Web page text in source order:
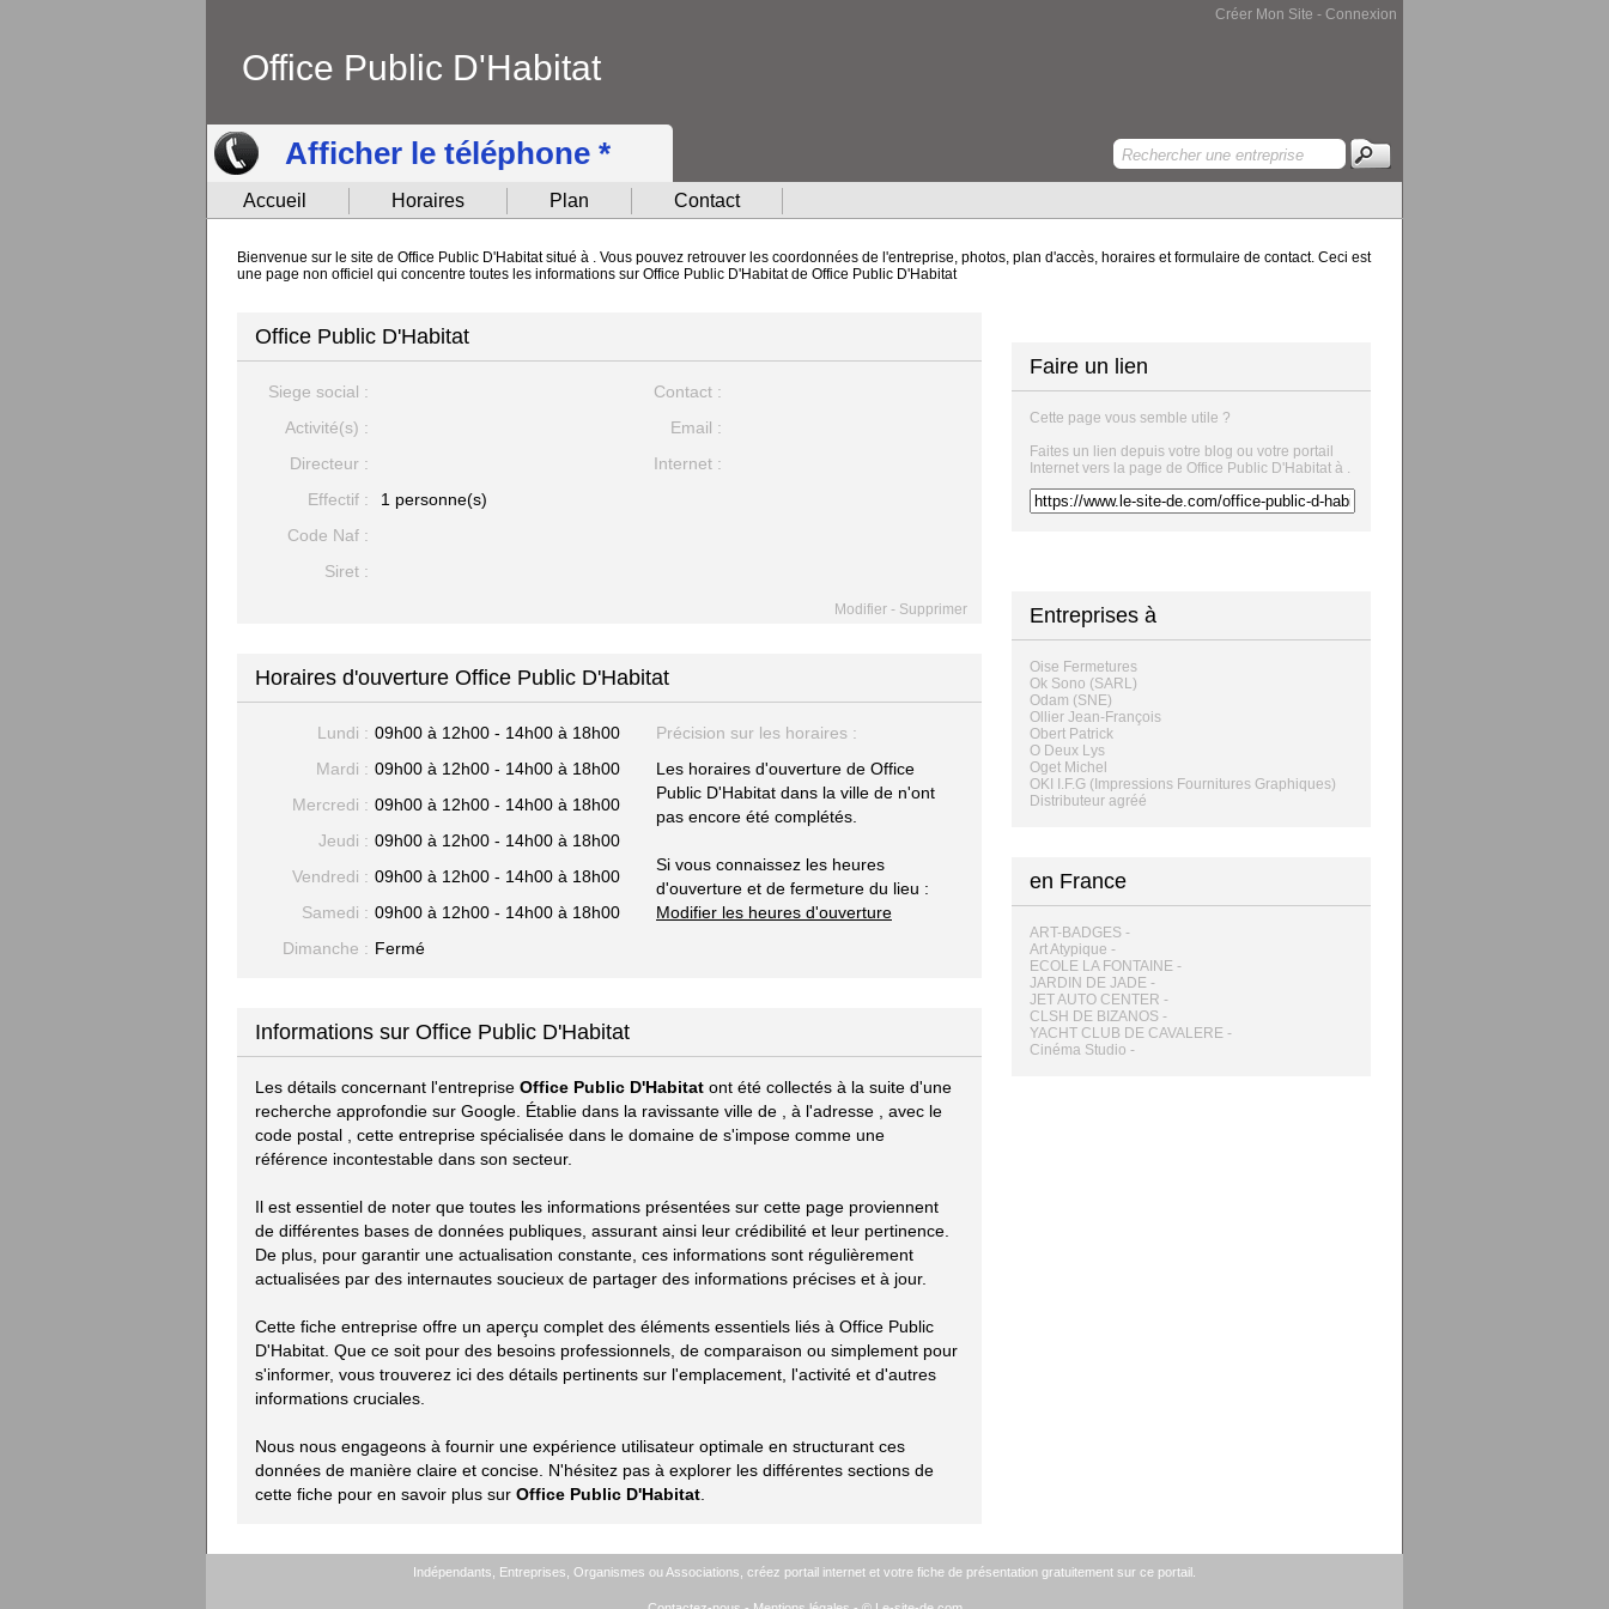
Créer Mon Site - Connexion
Office Public D'Habitat
Afficher le téléphone *
Accueil Horaires Plan Contact
Bienvenue sur le site de Office Public D'Habitat situé à . Vous pouvez retrouver les coordonnées de l'entreprise, photos, plan d'accès, horaires et formulaire de contact. Ceci est
une page non officiel qui concentre toutes les informations sur Office Public D'Habitat de Office Public D'Habitat
Office Public D'Habitat
Siege social :
Activité(s) :
Directeur :
Effectif :
1 personne(s)
Code Naf :
Siret :
Contact :
Email :
Internet :
Modifier - Supprimer
Horaires d'ouverture Office Public D'Habitat
Lundi : 09h00 à 12h00 - 14h00 à 18h00
Mardi : 09h00 à 12h00 - 14h00 à 18h00
Mercredi : 09h00 à 12h00 - 14h00 à 18h00
Jeudi : 09h00 à 12h00 - 14h00 à 18h00
Vendredi : 09h00 à 12h00 - 14h00 à 18h00
Samedi : 09h00 à 12h00 - 14h00 à 18h00
Dimanche : Fermé
Précision sur les horaires :
Les horaires d'ouverture de Office
Public D'Habitat dans la ville de n'ont
pas encore été complétés.
Si vous connaissez les heures
d'ouverture et de fermeture du lieu :
Modifier les heures d'ouverture
Informations sur Office Public D'Habitat
Les détails concernant l'entreprise Office Public D'Habitat ont été collectés à la suite d'une
recherche approfondie sur Google. Établie dans la ravissante ville de
, à l'adresse
, avec le
code postal
, cette entreprise spécialisée dans le domaine de s'impose comme une
référence incontestable dans son secteur.
Il est essentiel de noter que toutes les informations présentées sur cette page proviennent
de différentes bases de données publiques, assurant ainsi leur crédibilité et leur pertinence.
De plus, pour garantir une actualisation constante, ces informations sont régulièrement
actualisées par des internautes soucieux de partager des informations précises et à jour.
Cette fiche entreprise offre un aperçu complet des éléments essentiels liés à Office Public
D'Habitat. Que ce soit pour des besoins professionnels, de comparaison ou simplement pour
s'informer, vous trouverez ici des détails pertinents sur l'emplacement, l'activité et d'autres
informations cruciales.
Nous nous engageons à fournir une expérience utilisateur optimale en structurant ces
données de manière claire et concise. N'hésitez pas à explorer les différentes sections de
cette fiche pour en savoir plus sur Office Public D'Habitat
Faire un lien
Cette page vous semble utile ?
Faites un lien depuis votre blog ou votre portail
Internet vers la page de Office Public D'Habitat à .
Entreprises à
Oise Fermetures
Ok Sono (SARL)
Odam (SNE)
Ollier Jean-François
Obert Patrick
O Deux Lys
Oget Michel
OKI I.F.G (Impressions Fournitures Graphiques)
Distributeur agréé
en France
ART-BADGES -
Art Atypique -
ECOLE LA FONTAINE -
JARDIN DE JADE -
JET AUTO CENTER -
CLSH DE BIZANOS -
YACHT CLUB DE CAVALERE -
Cinéma Studio -
Indépendants, Entreprises, Organismes ou Associations, créez portail internet et votre fiche de présentation gratuitement sur ce portail.